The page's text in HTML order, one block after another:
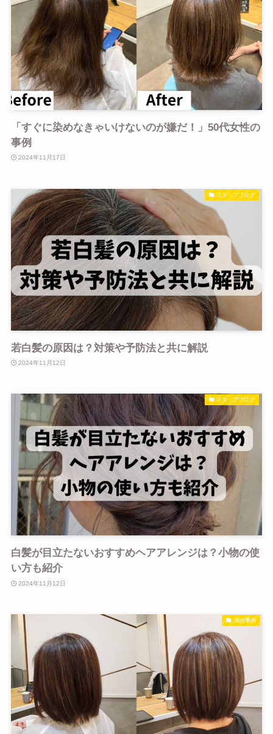
「すぐに染めなきゃいけないのが嫌だ！」50代女性の
事例
2024年11月17日
スタッフブログ
若白髪の原因は？対策や予防法と共に解説
2024年11月12日
スタッフブログ
白髪が目立たないおすすめヘアアレンジは？小物の使
い方も紹介
2024年11月12日
施術事例